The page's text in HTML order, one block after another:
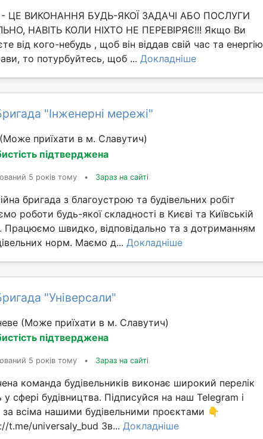
- ЦЕ ВИКОНАННЯ БУДЬ-ЯКОЇ ЗАДАЧІ АБО ПОСЛУГИ
НАВІТЬ КОЛИ НІХТО НЕ ПЕРЕВІРЯЄ!!! Якщо Ви
від кого-небудь , щоб він віддав свій час та енергію
то потурбуйтесь, щоб ... Докладніше
"Інженерні мережі"
(Може приїхати в м. Славутич)
підтверджена
5 років тому • Зараз на сайті
бригада з благоустрою та будівельних робіт
роботи будь-якої складності в Києві та Київській
Працюємо швидко, відповідально та з дотриманням
норм. Маємо д... Докладніше
"Універсали"
(Може приїхати в м. Славутич)
підтверджена
5 років тому • Зараз на сайті
команда будівельників виконає широкий перелік
у сфері будівництва. Підписуйся на наш Telegram і
за всіма нашими будівельними проєктами 👇
t.me/universaly_bud Зв... Докладніше